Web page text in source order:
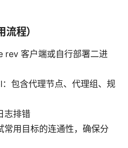
程）
rev 客户端或自行部署二进
包含代理节点、代理组、规
志排错
常用目标的连通性，确保分